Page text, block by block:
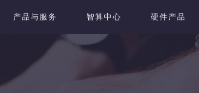
产品与服务 智算中心 硬件产品